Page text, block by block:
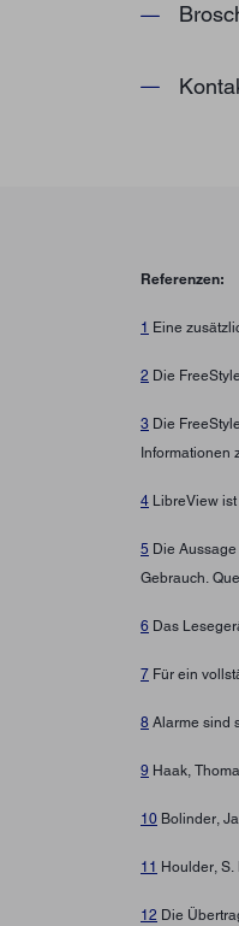
Referenzen:
1 Eine
2 Die
3 Die
Informationen
4 LibreView
5 Die
Gebrauch.
6 Das
7 Für ein
8 Alarme sind
9 Haak,
10 Bolinder,
11 Houlder,
12 Die